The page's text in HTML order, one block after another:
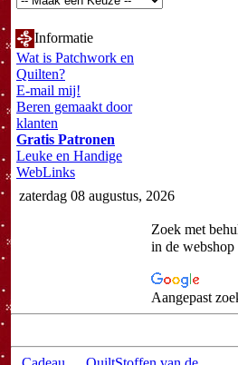
Informatie
Wat is Patchwork en
Quilten?
E-mail mij!
Beren gemaakt door
klanten
Gratis Patronen
Leuke en Handige
WebLinks
zaterdag 08 augustus, 2026
Zoek met
in de
Aangepast